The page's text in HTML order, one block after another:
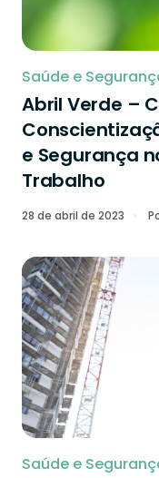
Saúde e
Abril Verde –
e Segurança
Trabalho
28 de abril de 2023
Saúde e